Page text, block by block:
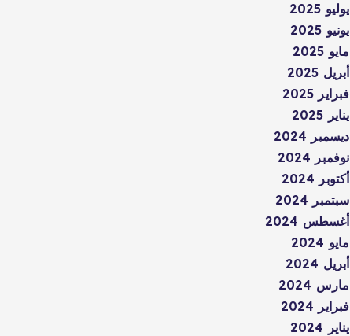
يوليو 2025
يونيو 2025
مايو 2025
أبريل 2025
فبراير 2025
يناير 2025
ديسمبر 2024
نوفمبر 2024
أكتوبر 2024
سبتمبر 2024
أغسطس 2024
مايو 2024
أبريل 2024
مارس 2024
فبراير 2024
يناير 2024